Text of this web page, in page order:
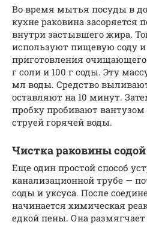
Во время мытья посуды в
кухне раковина засоряется
внутри застывшего жира.
используют пищевую соду
приготовления
г соли и 100 г соды. Эту
мл воды. Средство
оставляют на 10 минут.
пробку пробивают
струей горячей воды.
Чистка раковины
Еще один простой способ
канализационной трубе —
соды и уксуса. После
начинается химическая
едкой пены. Она размягчает